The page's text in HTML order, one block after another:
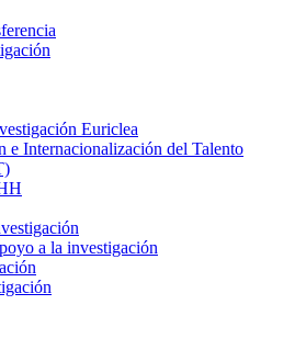
Euriclea
e Internacionalización del Talento
a la investigación